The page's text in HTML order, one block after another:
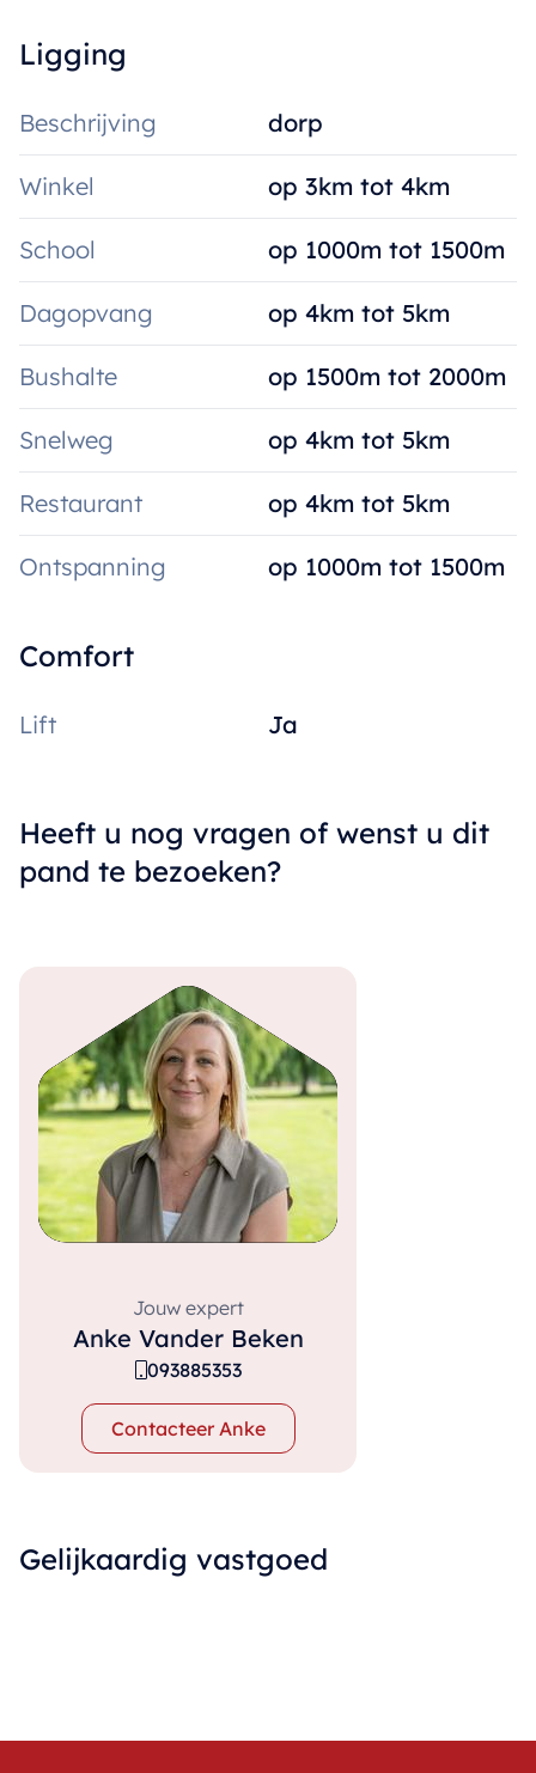
Ligging
Beschrijving dorp
Winkel op 3km tot 4km
School op 1000m tot 1500m
Dagopvang op 4km tot 5km
Bushalte op 1500m tot 2000m
Snelweg op 4km tot 5km
Restaurant op 4km tot 5km
Ontspanning op 1000m tot 1500m
Comfort
Lift Ja
Heeft u nog vragen of wenst u dit
pand te bezoeken?
Jouw expert
Anke Vander Beken
093885353
Contacteer Anke
Gelijkaardig vastgoed